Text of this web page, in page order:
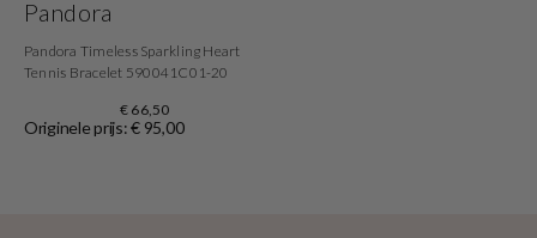
Pandora
Pandora Timeless Sparkling Heart
Tennis Bracelet 590041C01-20
€ 66,50
Originele prijs: € 95,00